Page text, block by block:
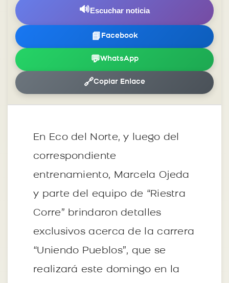
🔊Escuchar noticia
📘 Facebook
💬WhatsApp
🔗Copiar Enlace
En Eco del Norte, y luego del
correspondiente
entrenamiento, Marcela Ojeda
y parte del equipo de “Riestra
Corre” brindaron detalles
exclusivos acerca de la carrera
“Uniendo Pueblos”, que se
realizará este domingo en la